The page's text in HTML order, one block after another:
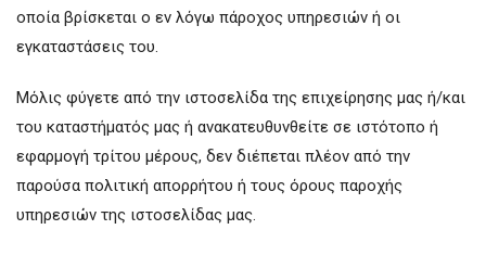
οποία βρίσκεται ο εν λόγω πάροχος υπηρεσιών ή οι
εγκαταστάσεις του.
Μόλις φύγετε από την ιστοσελίδα της επιχείρησης μας ή/και
του καταστήματός μας ή ανακατευθυνθείτε σε ιστότοπο ή
εφαρμογή τρίτου μέρους, δεν διέπεται πλέον από την
παρούσα πολιτική απορρήτου ή τους όρους παροχής
υπηρεσιών της ιστοσελίδας μας.